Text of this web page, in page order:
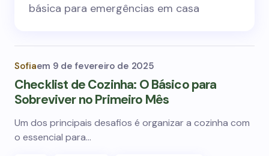
básica para emergências em casa
Sofiaem 9 de fevereiro de 2025
Checklist de Cozinha: O Básico para
Sobreviver no Primeiro Mês
Um dos principais desafios é organizar a cozinha com
o essencial para…